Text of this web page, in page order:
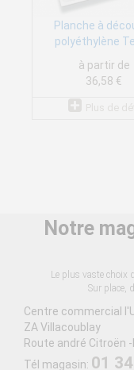
Planche à
polyéthylène
à partir de
36,58 €
Notre
Le plus vaste choix
Sur place,
Centre commercial
ZA Villacoublay
Route andré Citroën -
Tél magasin: 01